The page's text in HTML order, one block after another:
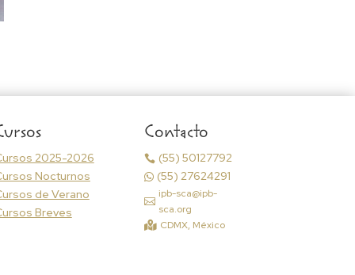
2025-2026
Nocturnos
de Verano
Breves
Contacto
 (55) 50127792
 (55) 27624291

ipb-sca@ipb-
sca.org
 CDMX, México